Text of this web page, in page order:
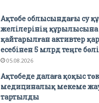
Ақтөбе облысындағы су
желілерінің құрылысына
қайтарылған активтер
есебінен 5 млрд теңге
05.08.2026
Ақтөбеде далаға қоқыс
медициналық мекеме
тартылды